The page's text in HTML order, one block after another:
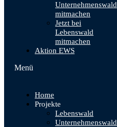
Unternehmenswald
mitmachen
Jetzt bei
Lebenswald
mitmachen
Aktion EWS
Menü
Home
Projekte
Lebenswald
Unternehmenswald